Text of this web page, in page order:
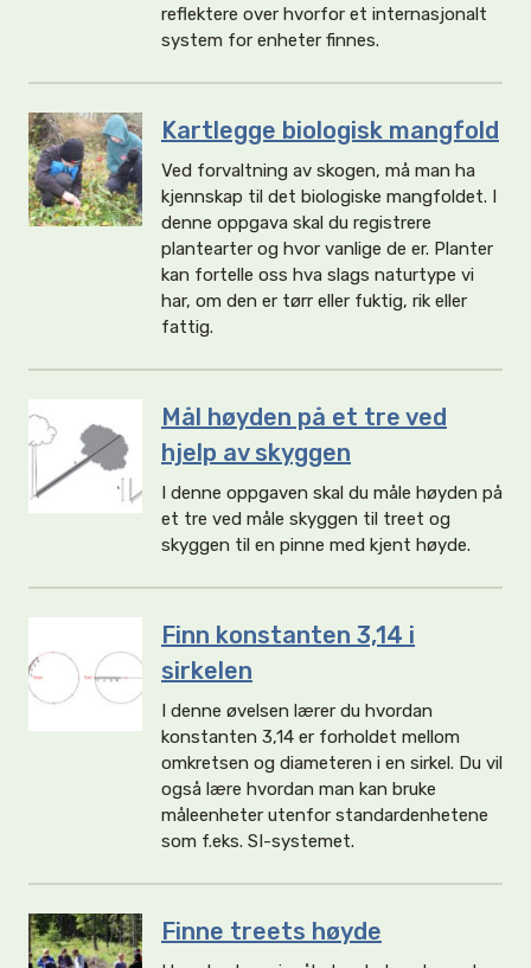
reflektere over hvorfor et internasjonalt
system for enheter finnes.
Kartlegge biologisk mangfold
Ved forvaltning av skogen, må man ha
kjennskap til det biologiske mangfoldet. I
denne oppgava skal du registrere
plantearter og hvor vanlige de er. Planter
kan fortelle oss hva slags naturtype vi
har, om den er tørr eller fuktig, rik eller
fattig.
Mål høyden på et tre ved
hjelp av skyggen
I denne oppgaven skal du måle høyden på
et tre ved måle skyggen til treet og
skyggen til en pinne med kjent høyde.
Finn konstanten 3,14 i
sirkelen
I denne øvelsen lærer du hvordan
konstanten 3,14 er forholdet mellom
omkretsen og diameteren i en sirkel. Du vil
også lære hvordan man kan bruke
måleenheter utenfor standardenhetene
som f.eks. SI-systemet.
Finne treets høyde